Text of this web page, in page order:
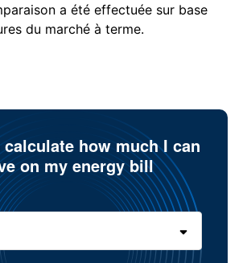
a été effectuée sur base
du marché à terme.
how much I can
on my energy bill